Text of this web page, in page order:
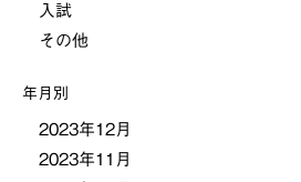
入試
その他
年月別
2023年12月
2023年11月